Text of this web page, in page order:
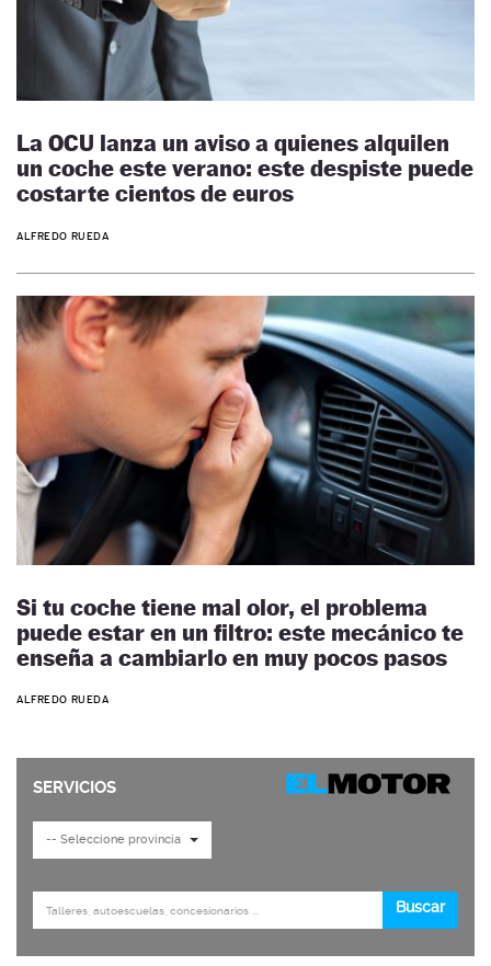
La OCU lanza un aviso a quienes alquilen
un coche este verano: este despiste puede
costarte cientos de euros
ALFREDO RUEDA
Si tu coche tiene mal olor, el problema
puede estar en un filtro: este mecánico te
enseña a cambiarlo en muy pocos pasos
ALFREDO RUEDA